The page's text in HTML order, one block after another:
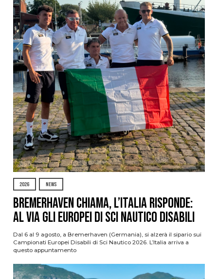
2026 NEWS
Bremerhaven chiama, l’Italia risponde:
al via gli Europei di Sci Nautico Disabili
Dal 6 al 9 agosto, a Bremerhaven (Germania), si alzerà il sipario sui
Campionati Europei Disabili di Sci Nautico 2026. L’Italia arriva a
questo appuntamento